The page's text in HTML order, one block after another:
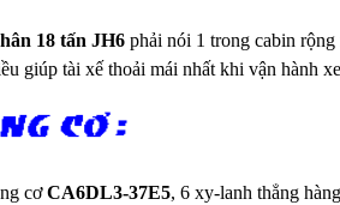
18 tấn JH6 phải nói 1 trong cabin
giúp tài xế thoải mái nhất khi vận hành
cơCA6DL3-37E5, 6 xy-lanh thẳng